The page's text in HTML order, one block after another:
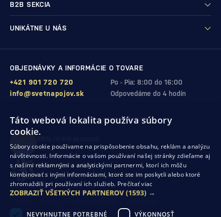
B2B SEKCIA
UNIKÁTNE U NÁS
OBJEDNÁVKY A INFORMÁCIE O TOVARE
Po - Pia: 8:00 do 16:00
+421 901 720 720
Odpovedáme do 4 hodín
info@svetnapojov.sk
ZÁRUKA KVALITY A VAŠEJ SPOKOJNOSTI
zákazníkov odporúča nákup v našom obchode
SHOP ROKU 2024
10. rok po sebesme získali ocenenie od Heureka
Odstúpenie od zmluvy
Táto webová lokalita používa súbory
cookie.
Súbory cookie používame na prispôsobenie obsahu, reklám a analýzu
návštevnosti. Informácie o vašom používaní našej stránky zdieľame aj
s našimi reklamnými a analytickými partnermi, ktorí ich môžu
kombinovať s inými informáciami, ktoré ste im poskytli alebo ktoré
zhromaždili pri používaní ich služieb. Prečítať viac
ZOBRAZIŤ VŠETKÝCH PARTNEROV (1593) →
NEVYHNUTNE POTREBNÉ VÝKONNOSŤ